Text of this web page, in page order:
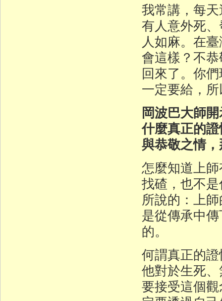
我常講，每
有人意外死
人如麻。在
會這樣？不
回來了。你
一定要給，
岡波巴大師
什麼真正的
與恭敬之情
怎麼知道上
找碴，也不
所說的：上
是從傳承中
的。
何謂真正的
他對於生死
要接受這個